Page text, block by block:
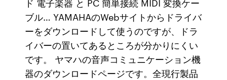
ブル… YAMAHAのWebサイトからドライバ
ーをダウンロードして使うのですが、ドラ
イバーの置いてあるところが分かりにくい
です。 ヤマハの音声コミュニケーション機
器のダウンロードページです。全現行製品